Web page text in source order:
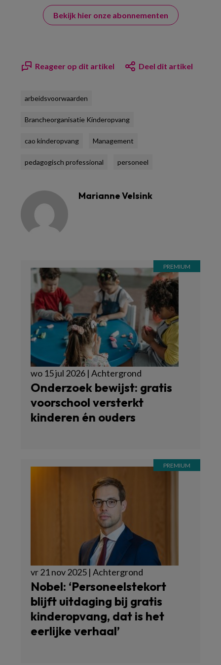
Bekijk hier onze abonnementen
Reageer op dit artikel Deel dit artikel
arbeidsvoorwaarden
Brancheorganisatie Kinderopvang
cao kinderopvang Management
pedagogisch professional personeel
Marianne Velsink
wo 15 jul 2026 | Achtergrond
Onderzoek bewijst: gratis
voorschool versterkt
kinderen én ouders
vr 21 nov 2025 | Achtergrond
Nobel: ‘Personeelstekort
blijft uitdaging bij gratis
kinderopvang, dat is het
eerlijke verhaal’